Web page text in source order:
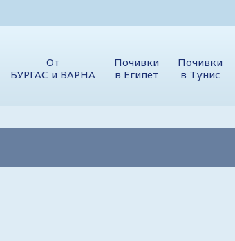
От
БУРГАС и ВАРНА
Почивки
в Египет
Почивки
в Тунис